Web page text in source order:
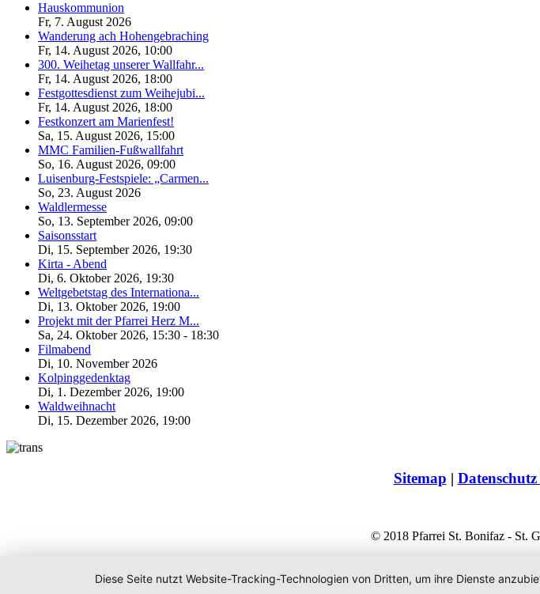
Hauskommunion
Fr, 7. August 2026
Wanderung ach Hohengebraching
Fr, 14. August 2026, 10:00
300. Weihetag unserer Wallfahr...
Fr, 14. August 2026, 18:00
Festgottesdienst zum Weihejubi...
Fr, 14. August 2026, 18:00
Festkonzert am Marienfest!
Sa, 15. August 2026, 15:00
MMC Familien-Fußwallfahrt
So, 16. August 2026, 09:00
Luisenburg-Festspiele: „Carmen...
So, 23. August 2026
Waldlermesse
So, 13. September 2026, 09:00
Saisonsstart
Di, 15. September 2026, 19:30
Kirta - Abend
Di, 6. Oktober 2026, 19:30
Weltgebetstag des Internationa...
Di, 13. Oktober 2026, 19:00
Projekt mit der Pfarrei Herz M...
Sa, 24. Oktober 2026, 15:30 - 18:30
Filmabend
Di, 10. November 2026
Kolpinggedenktag
Di, 1. Dezember 2026, 19:00
Waldweihnacht
Di, 15. Dezember 2026, 19:00
Sitemap | Datenschutz
© 2018 Pfarrei St. Bonifaz - St.
Diese Seite nutzt Website-Tracking-Technologien von Dritten, um ihre Dienste